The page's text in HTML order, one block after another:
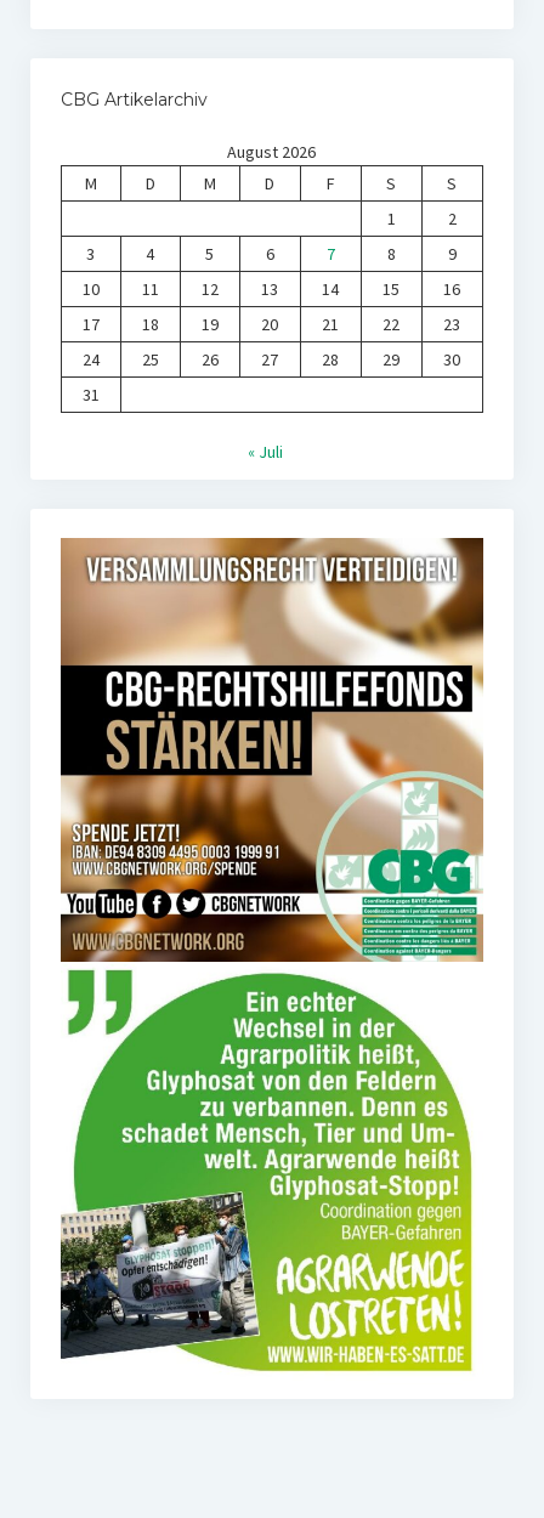
CBG Artikelarchiv
August 2026
M
D M D F S
S
1
2
3
4 5 6 7 8
9
10
11 12 13 14 15
16
17
18 19 20 21 22
23
24
25 26 27 28 29
30
31
« Juli